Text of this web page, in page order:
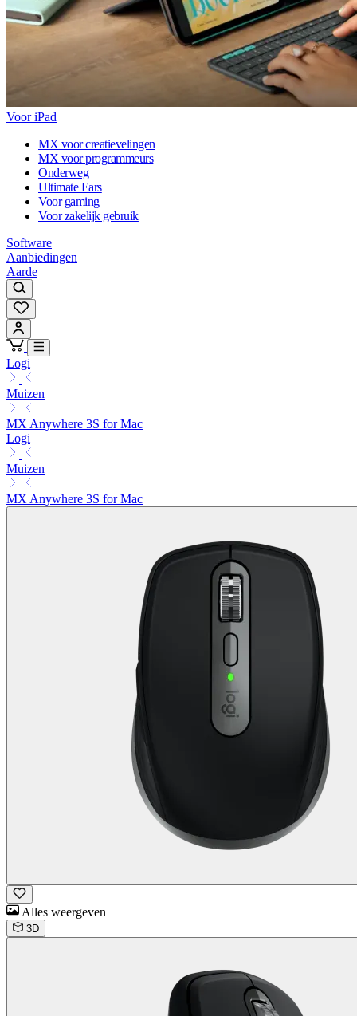
Voor iPad
MX voor creatievelingen
MX voor programmeurs
Onderweg
Ultimate Ears
Voor gaming
Voor zakelijk gebruik
Software
Aanbiedingen
Aarde
Logi
Muizen
MX Anywhere 3S for Mac
Logi
Muizen
MX Anywhere 3S for Mac
Alles weergeven
3D